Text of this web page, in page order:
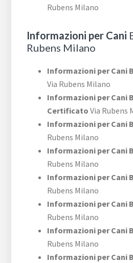
Rubens Milano
Informazioni per Cani
Rubens Milano
Informazioni per Cani
Via Rubens Milano
Informazioni per Cani
Certificato Via Rubens
Informazioni per Cani
Rubens Milano
Informazioni per Cani
Rubens Milano
Informazioni per Cani
Rubens Milano
Informazioni per Cani
Rubens Milano
Informazioni per Cani
Rubens Milano
Informazioni per Cani